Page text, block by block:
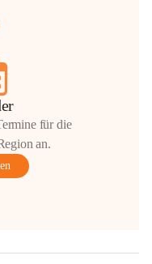
für die
an.